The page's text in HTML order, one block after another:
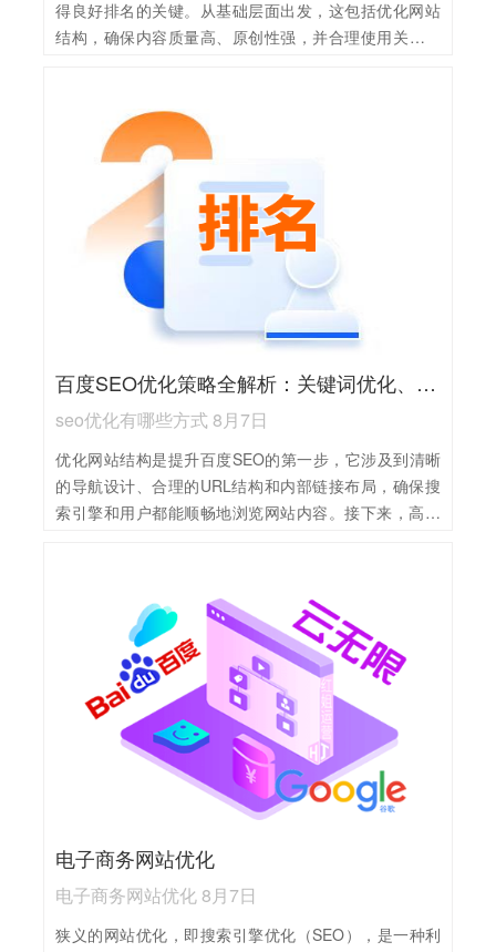
得良好排名的关键。从基础层面出发，这包括优化网站
结构，确保内容质量高、原创性强，并合理使用关键词
户体验，从而提升搜索引擎的评价。 进阶策略则涉及更
深入的优化技巧，如通过数据分析精准定位目标受众，
利用社交媒体和内容营销增加网站曝光度，以及构建高
质量的外链网络提升网站权威性。此外，还需关注百度
算法的最新动态，及时调整优化策略以适应搜索引擎的
百度SEO优化策略全解析：关键词优化、内容营销与技术调整三大方向
seo优化有哪些方式 8月7日
优化网站结构是提升百度SEO的第一步，它涉及到清晰
的导航设计、合理的URL结构和内部链接布局，确保搜
索引擎和用户都能顺畅地浏览网站内容。接下来，高质
移动端体验等，这些都能提升用户体验和搜索引擎的评
价。 在外链建设方面，积极寻求与相关行业的高质量网
站建立链接，能显著提升网站的权威性和信任度。同
时，避免过度优化或链接到垃圾网站，以免遭受惩罚。
电子商务网站优化
电子商务网站优化 8月7日
狭义的网站优化，即搜索引擎优化（SEO），是一种利